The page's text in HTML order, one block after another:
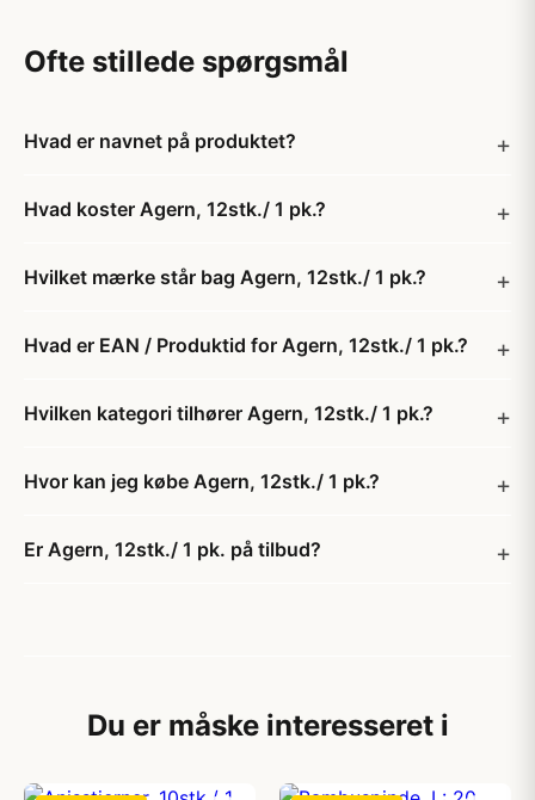
Ofte stillede spørgsmål
Hvad er navnet på produktet?
Hvad koster Agern, 12stk./ 1 pk.?
Hvilket mærke står bag Agern, 12stk./ 1 pk.?
Hvad er EAN / Produktid for Agern, 12stk./ 1 pk.?
Hvilken kategori tilhører Agern, 12stk./ 1 pk.?
Hvor kan jeg købe Agern, 12stk./ 1 pk.?
Er Agern, 12stk./ 1 pk. på tilbud?
Du er måske interesseret i